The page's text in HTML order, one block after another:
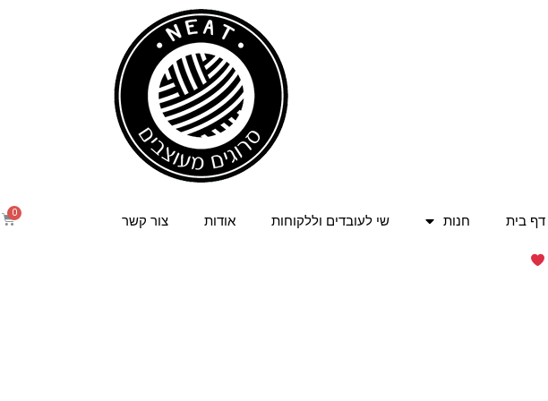
דף בית חנות שי לעובדים וללקוחות אודות צור קשר